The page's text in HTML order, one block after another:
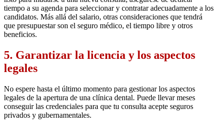
tiempo a su agenda para seleccionar y contratar adecuadamente a los
candidatos. Más allá del salario, otras consideraciones que tendrá
que presupuestar son el seguro médico, el tiempo libre y otros
beneficios.
5. Garantizar la licencia y los aspectos
legales
No espere hasta el último momento para gestionar los aspectos
legales de la apertura de una clínica dental. Puede llevar meses
conseguir las credenciales para que tu consulta acepte seguros
privados y gubernamentales.